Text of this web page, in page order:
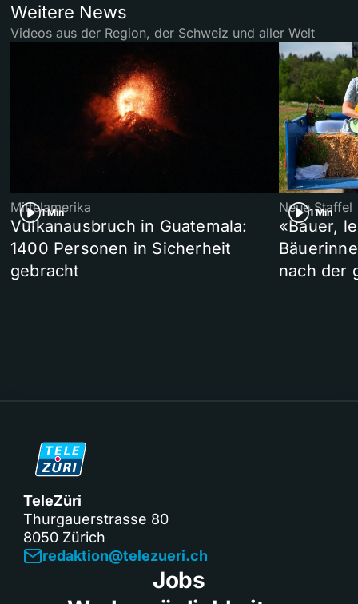
Weitere News
Videos aus der Region, der Schweiz und aller Welt
1 Min
Mittelamerika
Vulkanausbruch in Guatemala:
1400 Personen in Sicherheit
gebracht
1 Min
Neue Staffel
«Bauer,
nach der
TeleZüri
Thurgauerstrasse 80
8050 Zürich
redaktion@telezueri.ch
Jobs